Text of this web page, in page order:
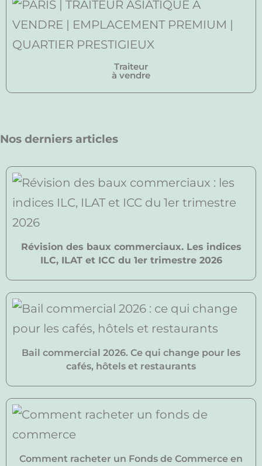
Traiteur
à vendre
Nos derniers articles
Révision des baux commerciaux. Les indices
ILC, ILAT et ICC du 1er trimestre 2026
Bail commercial 2026. Ce qui change pour les
cafés, hôtels et restaurants
Comment racheter un Fonds de Commerce en